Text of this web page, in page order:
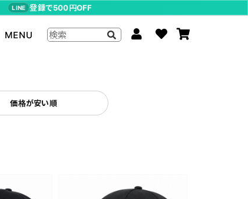
らんま1/2
MENU
LINE 登録で500円OFF
価格が安い順